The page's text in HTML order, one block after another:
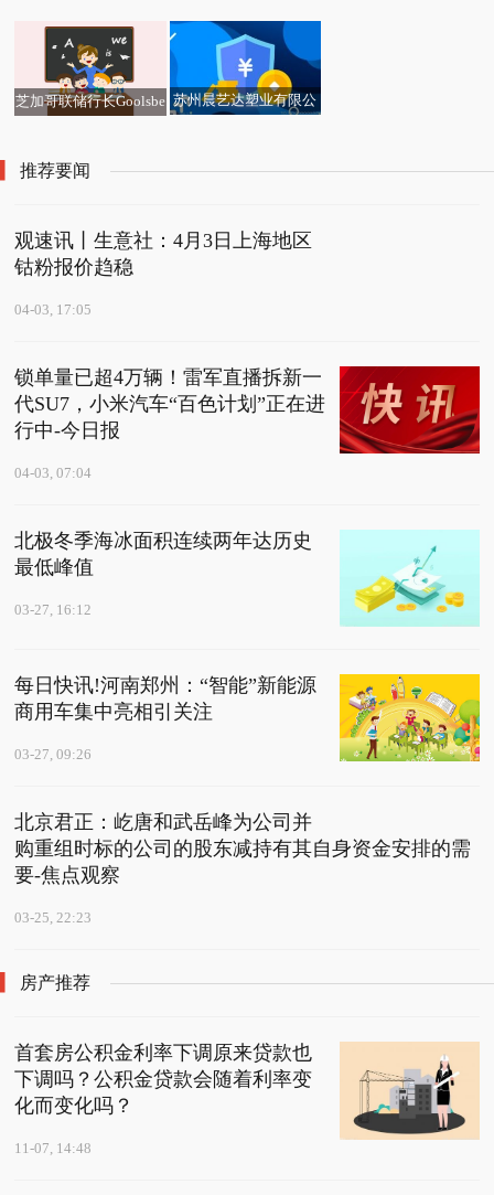
芝加哥联储行长Goolsbe 苏州晨艺达塑业有限公
推荐要闻
观速讯丨生意社：4月3日上海地区
钴粉报价趋稳
04-03, 17:05
锁单量已超4万辆！雷军直播拆新一
代SU7，小米汽车“百色计划”正在进
行中-今日报
04-03, 07:04
北极冬季海冰面积连续两年达历史
最低峰值
03-27, 16:12
每日快讯!河南郑州：“智能”新能源
商用车集中亮相引关注
03-27, 09:26
北京君正：屹唐和武岳峰为公司并
购重组时标的公司的股东减持有其自身资金安排的需
要-焦点观察
03-25, 22:23
房产推荐
首套房公积金利率下调原来贷款也
下调吗？公积金贷款会随着利率变
化而变化吗？
11-07, 14:48